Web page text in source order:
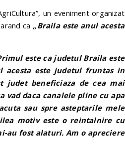
un eveniment organizat
ca „Braila este anul acesta
este ca judetul Braila este
este judetul fruntas in
judet beneficiaza de cea mai
vad daca canalele pline cu apa
sau spre asteptarile mele
motiv este o reintalnire cu
au fost alaturi. Am o apreciere